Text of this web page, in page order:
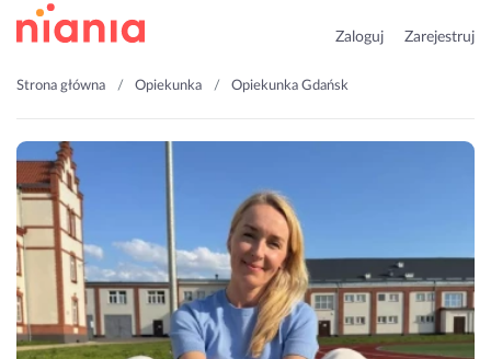
Zaloguj Zarejestruj
Strona główna Opiekunka Opiekunka Gdańsk